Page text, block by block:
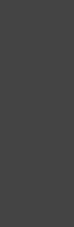
понимает,
кем работать,
и детских
знают, как
одни: без
ориентиров,
не ждет»?